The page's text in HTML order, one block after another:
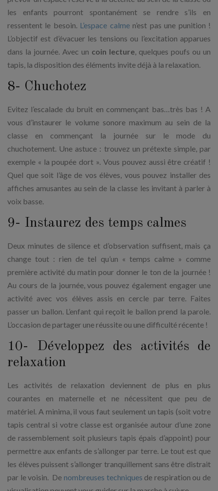
les enfants pourront spontanément se rendre s’ils en
ressentent le besoin. L’espace calmen’est pas une punition !
L’objectif est d’évacuer les tensions ou l’excitation apparues
dans la journée. Avec un coin lecture, quelques poufs ou un
tapis, la disposition des éléments invite déjà à la relaxation.
8- Chuchotez
Evitez l’escalade du bruit en commençant bas…très bas ! A
vous d’instaurer le volume sonore maximum au sein de la
classe en commençant la journée sur le mode du
chuchotement. Une astuce : trouvez un prétexte simple, par
exemple « la poupée dort ». Vous pouvez aussi être créatif !
Quel que soit l’âge de vos élèves, vous pouvez installer des
affiches amusantes au sein de la classe les invitant à parler à
voix basse.
9- Instaurez des temps calmes
Deux minutes de silence et d’observation suffisent, mais ça
change tout : rien de tel qu’un « temps calme » comme
première activité du matin pour donner le ton de la journée !
Au cours de la journée, vous pouvez également engager une
activité avec vos élèves assis en cercle par terre. Faites
passer un ballon. L’enfant qui reçoit le ballon prend la parole.
L’occasion de partager une réussite ou une difficulté récente !
10- Développez des activités de
relaxation
Les activités de relaxation deviennent de plus en plus
courantes en maternelle et ne nécessitent que peu de
matériel. A minima, il vous faut seulement un tapis (soit votre
tapis central si votre classe est organisée autour d’une zone
de rassemblement soit plusieurs tapis épais d’appoint) pour
permettre aux enfants de s’allonger par terre. Le tout est que
les élèves puissent s’allonger tranquillement sans être distrait
par le voisin. De nombreuses techniques de respiration ou de